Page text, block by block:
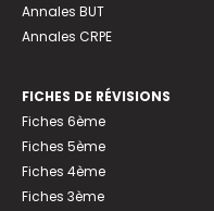
Annales BUT
Annales CRPE
FICHES DE RÉVISIONS
Fiches 6ème
Fiches 5ème
Fiches 4ème
Fiches 3ème